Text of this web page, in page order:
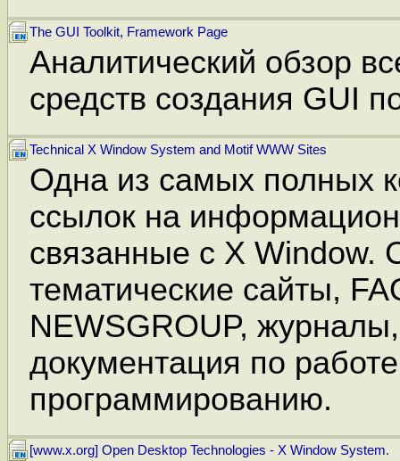
The GUI Toolkit, Framework Page
Аналитический обзор
средств создания GUI
Technical X Window System and Motif WWW Sites
Одна из самых полных
ссылок на
связанные с X Window.
тематические сайты,
NEWSGROUP, журналы,
документация по
программированию.
[www.x.org] Open Desktop Technologies - X Window System.